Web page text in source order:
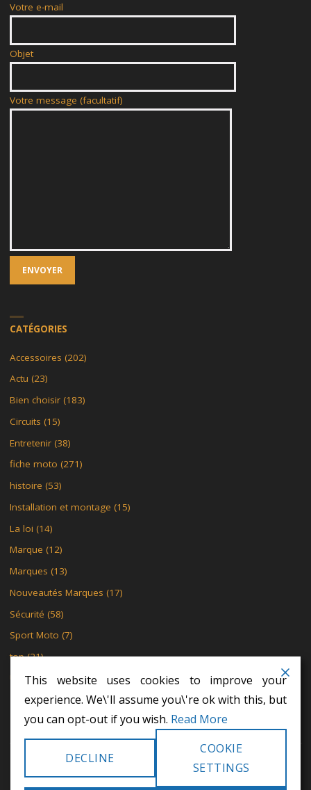
Votre e-mail
Objet
Votre message (facultatif)
CATÉGORIES
Accessoires (202)
Actu (23)
Bien choisir(183)
Circuits (15)
Entretenir(38)
fiche moto (271)
histoire (53)
Installation et montage (15)
La loi (14)
Marque (12)
Marques (13)
Nouveautés Marques (17)
Sécurité (58)
Sport Moto (7)
top(21)
Uncategorized(4)
©2024 Khodex - Le motard
This website uses cookies to improve your
experience. We\'ll assume you\'re ok with this, but
you can opt-out if you wish. Read More
DECLINE
COOKIE
SETTINGS